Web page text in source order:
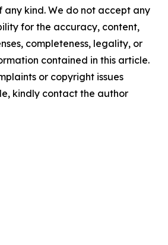
kind. We do not accept any
for the accuracy, content,
completeness, legality, or
contained in this article.
or copyright issues
kindly contact the author